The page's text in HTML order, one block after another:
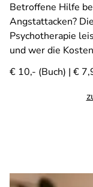
Betroffene Hilfe
Angstattacken?
Psychotherapie
und wer die
€ 10,- (Buch) | €